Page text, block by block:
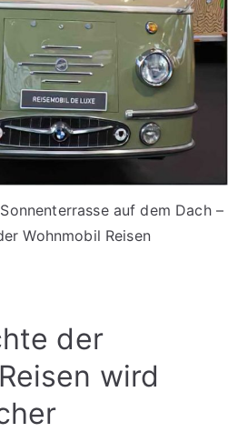
auf dem Dach –
Wohnmobil Reisen
der
wird